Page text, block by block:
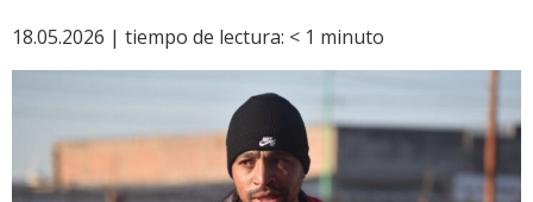
18.05.2026 | tiempo de lectura: < 1 minuto